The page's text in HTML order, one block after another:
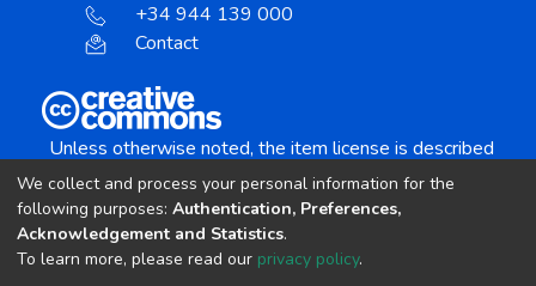
+34 944 139 000
Contact
Unless otherwise noted, the item license is described
Creative Commons Attribution-NonCommercial-
We collect and process your personal information for the
following purposes: Authentication, Preferences,
Acknowledgement and Statistics.
To learn more, please read our privacy policy.